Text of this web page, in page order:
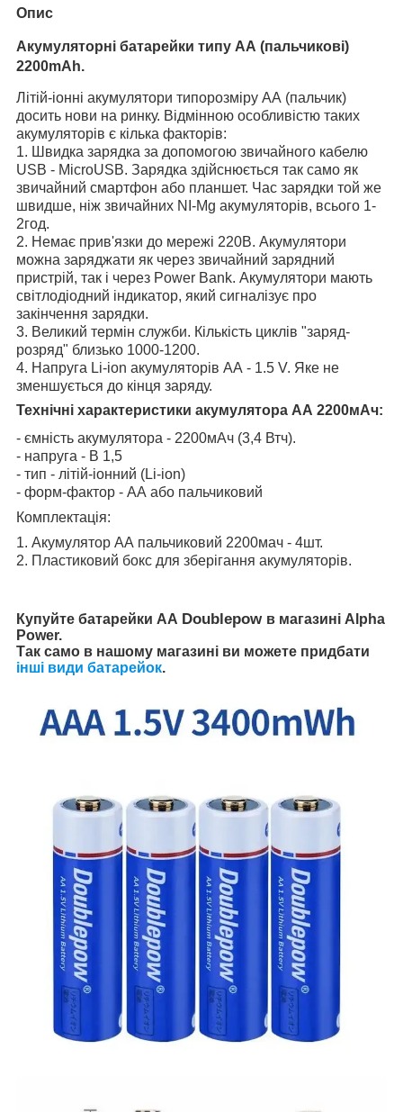
Опис
Акумуляторні батарейки типу АА (пальчикові)
2200mAh.
Літій-іонні акумулятори типорозміру АА (пальчик)
досить нови на ринку. Відмінною особливістю таких
акумуляторів є кілька факторів:
1. Швидка зарядка за допомогою звичайного кабелю
USB - MicroUSB. Зарядка здійснюється так само як
звичайний смартфон або планшет. Час зарядки той же
швидше, ніж звичайних NI-Mg акумуляторів, всього 1-
2год.
2. Немає прив'язки до мережі 220В. Акумулятори
можна заряджати як через звичайний зарядний
пристрій, так і через Power Bank. Акумулятори мають
світлодіодний індикатор, який сигналізує про
закінчення зарядки.
3. Великий термін служби. Кількість циклів "заряд-
розряд" близько 1000-1200.
4. Напруга Li-ion акумуляторів АА - 1.5 V. Яке не
зменшується до кінця заряду.
Технічні характеристики акумулятора АА 2200мАч:
- ємність акумулятора - 2200мАч (3,4 Втч).
- напруга - В 1,5
- тип - літій-іонний (Li-ion)
- форм-фактор - АА або пальчиковий
Комплектація:
1. Акумулятор АА пальчиковий 2200мач - 4шт.
2. Пластиковий бокс для зберігання акумуляторів.
Купуйте батарейки АА Doublepow в магазині Alpha
Power.
Так само в нашому магазині ви можете придбати
інші види батарейок.